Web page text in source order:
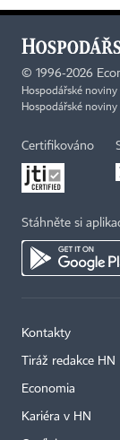
© 1996-2026
Hospodářské
Hospodářské
Certifikováno
Stáhněte si
Kontakty
Tiráž redakce HN
Economia
Kariéra v HN